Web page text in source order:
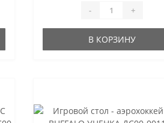
- +
В КОРЗИНУ